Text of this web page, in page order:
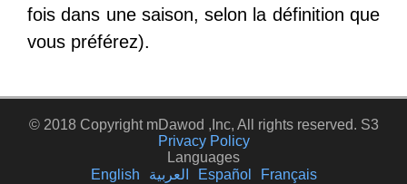
fois dans une saison, selon la définition que
vous préférez).
© 2018 Copyright mDawod ,Inc, All rights reserved. S3
Privacy Policy
Languages
English
العربية Español Français